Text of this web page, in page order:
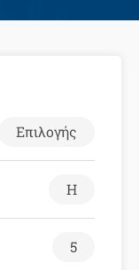
Επιλογής
Η
5